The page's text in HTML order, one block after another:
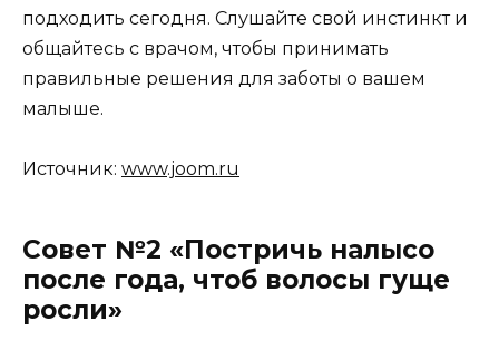
подходить сегодня. Слушайте свой инстинкт и
общайтесь с врачом, чтобы принимать
правильные решения для заботы о вашем
малыше.
Источник: www.joom.ru
Совет №2 «Постричь налысо
после года, чтоб волосы гуще
росли»